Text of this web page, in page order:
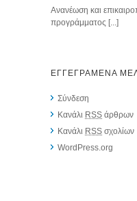
Ανανέωση και
προγράμματος [...]
ΕΓΓΕΓΡΑΜΕΝΑ
Σύνδεση
Κανάλι RSS άρθρων
Κανάλι RSS σχολίων
WordPress.org